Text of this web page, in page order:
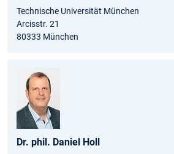
Technische Universität München
Arcisstr. 21
80333 München
Dr. phil. Daniel Holl